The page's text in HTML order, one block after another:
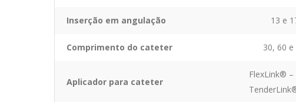
Inserção em angulação 13 e
Comprimento do cateter 30, 60
Aplicador para cateter
FlexLink® –